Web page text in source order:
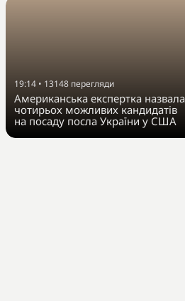
19:14 • 13148 перегляди
Американська експертка назвала
чотирьох можливих кандидатів
на посаду посла України у США